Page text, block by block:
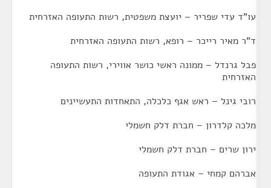
עו"ד עדי שפריר – יועצת משפטית, רשות התעופה האזרחית
ד"ר מאיר רייכר – רופא, רשות התעופה האזרחית
פבל גרנדל – ממונה ראשי כושר אווירי, רשות התעופה
האזרחית
רובי גינל – ראש אגף כלכלה, התאחדות התעשיינים
מלכה קלדרון – חברת דלק חשמלי
ירון שרים – חברת דלק חשמלי
אברהם קמחי – אגודת התעופה